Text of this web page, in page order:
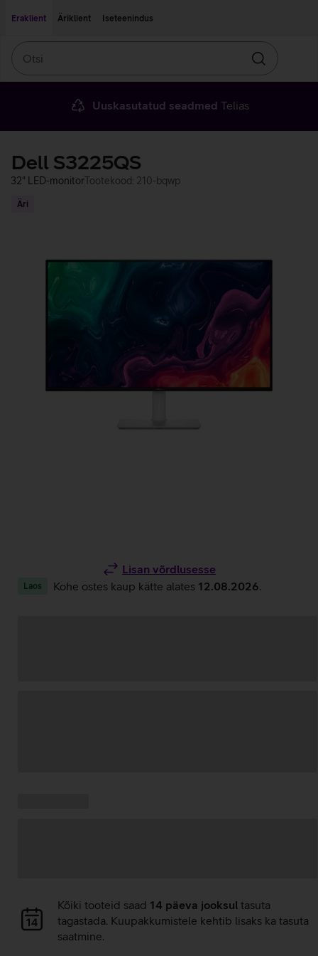
Eraklient
Äriklient Iseteenindus
Otsin
Uuskasutatud seadmed Telias
Dell S3225QS
32" LED-monitorTootekood: 210-bqwp
Äri
Lisan võrdlusesse
Laos Kohe ostes kaup kätte alates 12.08.2026
Andmete
laadimine
Kõiki tooteid saad 14 päeva jooksul tasuta
tagastada. Kuupakkumistele kehtib lisaks ka tasuta
saatmine.